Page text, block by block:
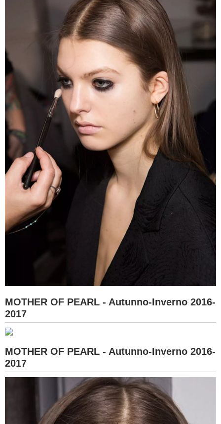
MOTHER OF PEARL - Autunno-Inverno 2016-
2017
MOTHER OF PEARL - Autunno-Inverno 2016-
2017